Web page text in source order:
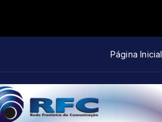
Página Inicial